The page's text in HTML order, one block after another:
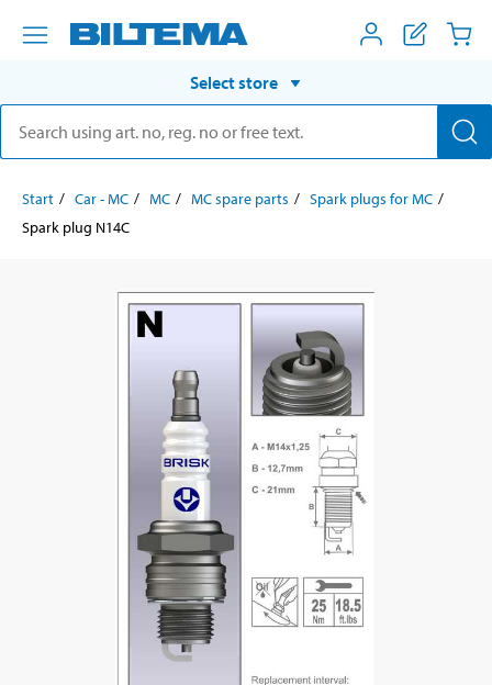
Select store
Start Car - MC MC MC spare parts
Spark plugs for MC
Spark plug N14C